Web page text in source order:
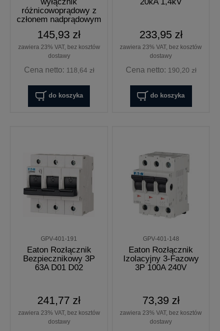
różnicowoprądowy z
członem nadprądowym
145,93 zł
zawiera 23% VAT, bez kosztów
dostawy
Cena netto: 118,64 zł
do koszyka
233,95 zł
zawiera 23% VAT, bez kosztów
dostawy
Cena netto: 190,20 zł
do koszyka
GPV-401-191
Eaton Rozłącznik
Bezpiecznikowy 3P
63A D01 D02
241,77 zł
zawiera 23% VAT, bez kosztów
dostawy
GPV-401-148
Eaton Rozłącznik
Izolacyjny 3-Fazowy
3P 100A 240V
73,39 zł
zawiera 23% VAT, bez kosztów
dostawy